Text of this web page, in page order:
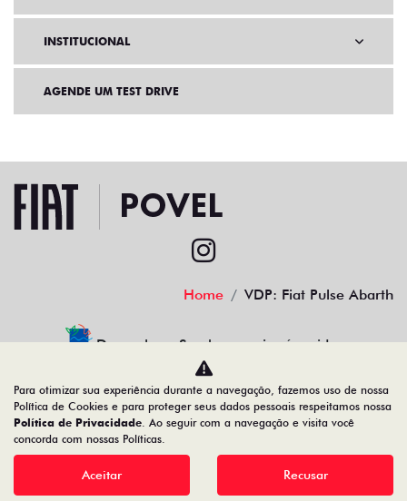
INSTITUCIONAL
AGENDE UM TEST DRIVE
Home VDP: Fiat Pulse Abarth
Desacelere. Seu bem maior é a vida.
povel porcino veiculos ltda
Para otimizar sua experiência durante a navegação, fazemos uso de nossa
Política de Cookies e para proteger seus dados pessoais respeitamos nossa
Política de Privacidade. Ao seguir com a navegação e visita você
concorda com nossas Políticas.
Aceitar Recusar